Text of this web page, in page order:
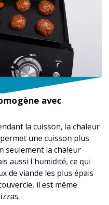
avec
la cuisson, la chaleur
une cuisson plus
seulement la chaleur
aussi l'humidité, ce qui
de viande les plus épais
il est même